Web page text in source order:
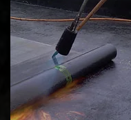
Peinture sur tuile
31